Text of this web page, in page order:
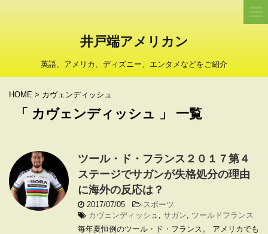
井戸端アメリカン
英語、アメリカ、ディズニー、エンタメなどをご紹介
HOME > カヴェンディッシュ
「 カヴェンディッシュ 」 一覧
ツール・ド・フランス２０１７第４
ステージでサガンが失格処分の理由
に海外の反応は？
2017/07/05 -スポーツ
カヴェンディッシュ , サガン, ツールドフランス
毎年夏恒例のツール・ド・フランス。 アメリカでも